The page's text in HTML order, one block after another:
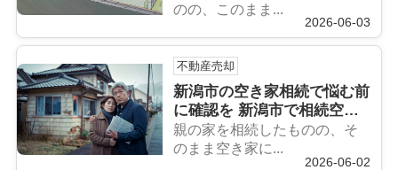
のの、このまま...
2026-06-03
不動産売却
新潟市の空き家相続で悩む前
に確認を 新潟市で相続空き
家を後悔しない準備方法
親の家を相続したものの、そ
のまま空き家に...
2026-06-02